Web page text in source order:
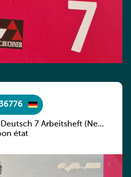
7 Arbeitsheft (Neue
état